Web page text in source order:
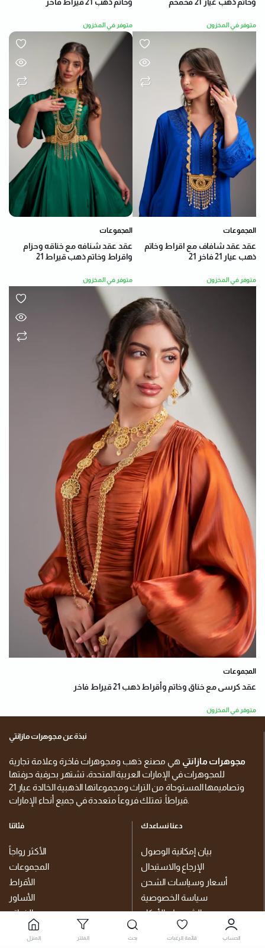
متوفر في المخزون متوفر في المخزون
المجموعات
عقد عقد شنافه مع خناقه وحزام
واقراط وخاتم ذهب قيراط 21
متوفر في المخزون
المجموعات
عقد عقد شافاف مع اقراط وخاتم
ذهب عيار 21 فاخر 21
متوفر في المخزون
المجموعات
عقد كرسى مع خناق وخاتم وأقراط ذهب 21 قيراط فاخر
متوفر في المخزون
نبذة عن مجوهرات مازانتي
مجوهرات مازانتي هي مصنع ذهب ومجوهرات فاخرة وعلامة تجارية
للمجوهرات في الإمارات العربية المتحدة، تشتهر بحرفية حرفتها
وتصاميمها المستوحاة من التراث ومجموعاتها الذهبية الخالدة عيار 21
فئاتنا
الأكثر رواجاً
المجموعات
الأقراط
الأساور
الخواتم
خناقي
سلاسل الجسم والبطن
دعنا نساعدك
بيان إمكانية الوصول
الإرجاع والاستبدال
أسعار وسياسات الشحن
سياسة الخصوصية
الشروط والأحكام
قائمة الرغبات
المنزل الفلتر بحث قائمة الرغبات الحساب